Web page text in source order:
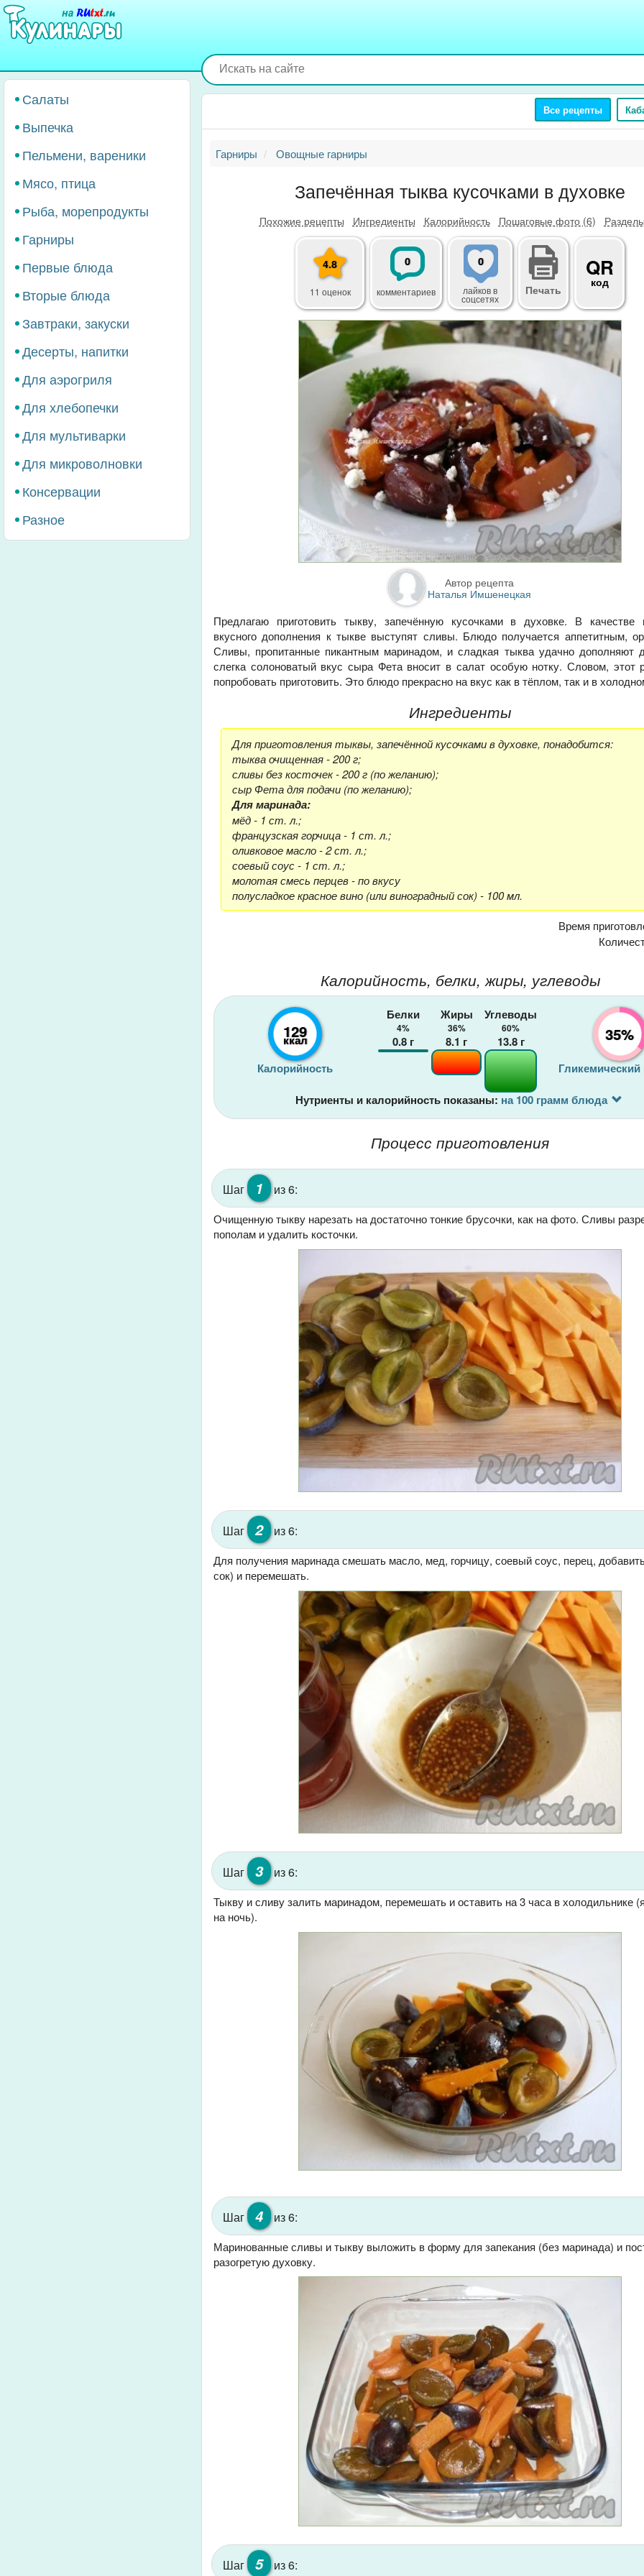
Перейти
основному
Салаты
Выпечка
Пельмени, вареники
Мясо, птица
Рыба, морепродукты
Гарниры
Первые блюда
Вторые блюда
Завтраки, закуски
Десерты, напитки
Для аэрогриля
Для хлебопечки
Для мультиварки
Для микроволновки
Консервации
Разное
Все рецепты
Гарниры Овощные гарниры
Запечённая тыква кусочками в духовке
Похожие рецепты Ингредиенты Калорийность Пошаговые фото (6)
4.8
11 оценок
0
комментариев
0
лайковв
соцсетях
Печать
QR
код
Автор рецепта
Наталья Имшенецкая
Предлагаю приготовить тыкву, запечённую кусочками в духовке. В качестве
вкусного дополнения к тыкве выступят сливы. Блюдо получается аппетитным,
Сливы, пропитанные пикантным маринадом, и сладкая тыква удачно дополняют
слегка солоноватый вкус сыра Фета вносит в салат особую нотку. Словом, этот
попробовать приготовить. Это блюдо прекрасно на вкус как в тёплом, так и в
Ингредиенты
Для приготовления тыквы, запечённой кусочками в духовке, понадобится:
тыква очищенная - 200 г;
сливы без косточек - 200 г (по желанию);
сыр Фета для подачи (по желанию);
Для маринада:
мёд - 1 ст. л.;
французская горчица - 1 ст. л.;
оливковое масло - 2 ст. л.;
соевый соус - 1 ст. л.;
молотая смесь перцев - по вкусу
полусладкое красное вино (или виноградный сок) - 100 мл.
Время
Калорийность, белки, жиры, углеводы
129
ккал
Калорийность
Белки
4%
0.8 г
Жиры
36%
8.1 г
Углеводы
60%
13.8г 35%
Гликемический
Нутриенты и калорийность показаны: на 100 грамм блюда
Процесс приготовления
Шаг 1 из 6:
Очищенную тыкву нарезать на достаточно тонкие брусочки, как на фото. Сливы
пополам и удалить косточки.
Шаг 2 из 6:
Для получения маринада смешать масло, мед, горчицу, соевый соус, перец,
сок) и перемешать.
Шаг 3 из 6:
Тыкву и сливу залить маринадом, перемешать и оставить на 3 часа в холодильнике
на ночь).
Шаг 4 из 6:
Маринованные сливы и тыкву выложить в форму для запекания (без маринада) и
разогретую духовку.
Шаг 5 из 6: